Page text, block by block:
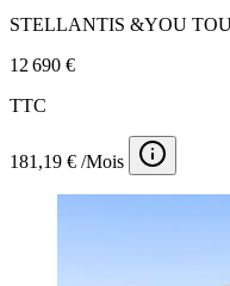
STELLANTIS &YOU
12 690 €
TTC
181,19 € /Mois